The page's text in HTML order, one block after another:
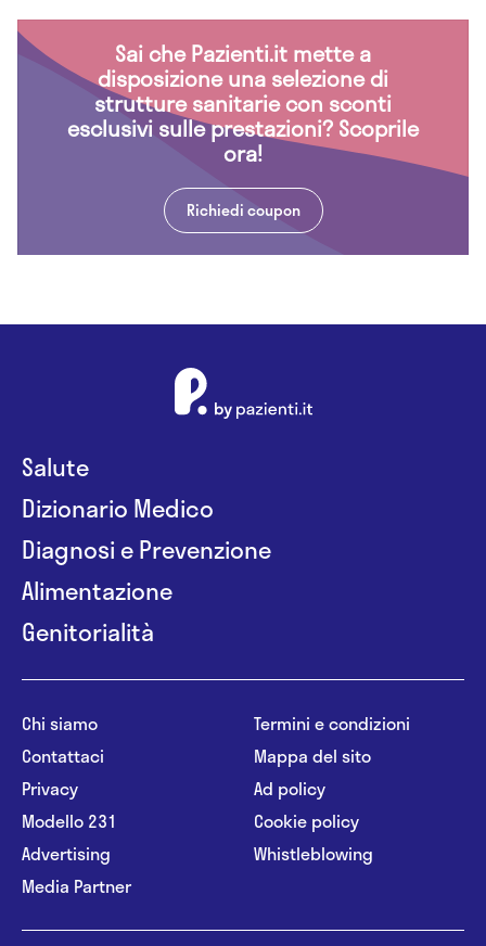
Sai che Pazienti.it mette a
disposizione una selezione di
strutture sanitarie con sconti
esclusivi sulle prestazioni? Scoprile
ora!
Richiedi coupon
Salute
Dizionario Medico
Diagnosi e Prevenzione
Alimentazione
Genitorialità
Chi siamo
Contattaci
Privacy
Modello 231
Advertising
Media Partner
Termini e condizioni
Mappa del sito
Ad policy
Cookie policy
Whistleblowing